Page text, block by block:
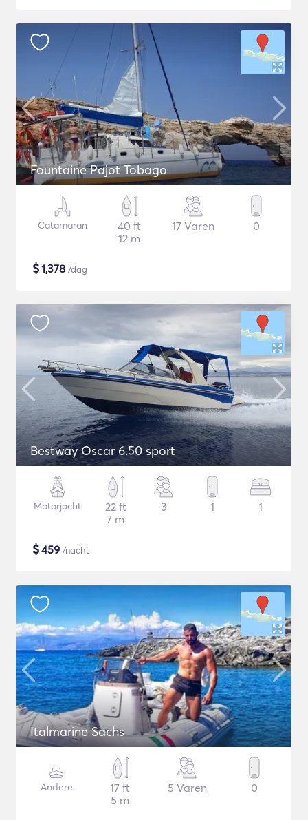
Fountaine Pajot Tobago
Catamaran
40 ft
12 m
17 Varen 0
$1,378 /dag
Bestway Oscar 6.50 sport
Motorjacht
22 ft
7 m
3 1 1
$459 /nacht
Italmarine Sachs
Andere
17 ft
5 m
5 Varen 0